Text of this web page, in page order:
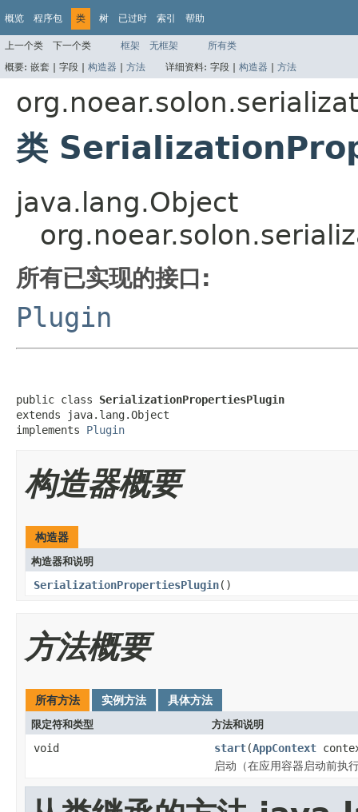
概览 程序包 类 树 已过时 索引 帮助
上一个类 下一个类 框架 无框架
所有类
概要: 嵌套 | 字段 | 构造器 | 方法 详细资料: 字段 | 构造器 | 方法
类
java.lang.Object
所有已实现的接口:
Plugin
public class SerializationPropertiesPlugin
extends java.lang.Object
implements Plugin
构造器概要
构造器
构造器和说明
SerializationPropertiesPlugin()
方法概要
所有方法 实例方法 具体方法
限定符和类型 方法和说明
void start(AppContext
启动（在应用容器启动前执